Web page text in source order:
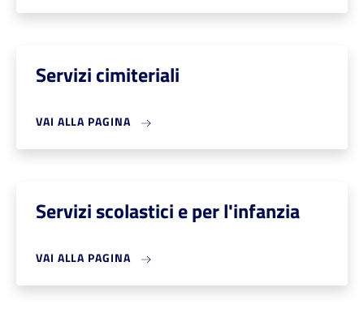
Servizi cimiteriali
VAI ALLA PAGINA
Servizi scolastici e per l'infanzia
VAI ALLA PAGINA